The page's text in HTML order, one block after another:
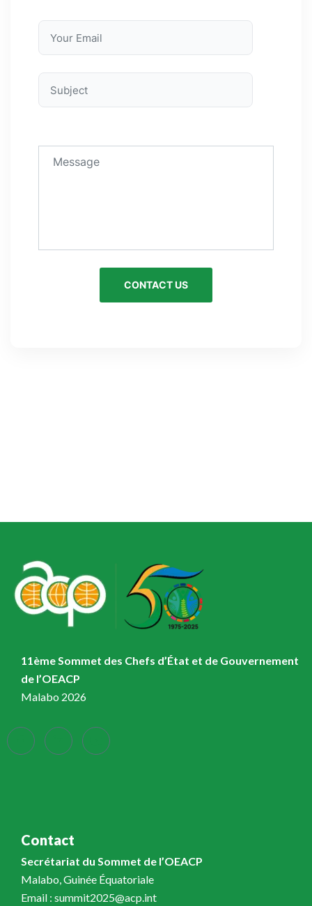
11ème Sommet des Chefs d’État et de Gouvernement
de l’OEACP
Malabo 2026
Contact
Secrétariat du Sommet de l’OEACP
Malabo, Guinée Équatoriale
Email : summit2025@acp.int